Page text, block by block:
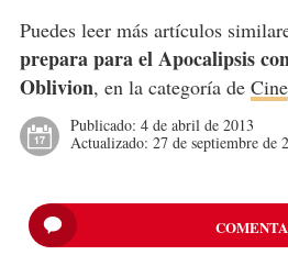
Puedes leer más artículos
prepara para el Apocalipsis
Oblivion, en la categoría de Cine
Publicado: 4 de abril de 2013
Actualizado: 27 de septiembre de